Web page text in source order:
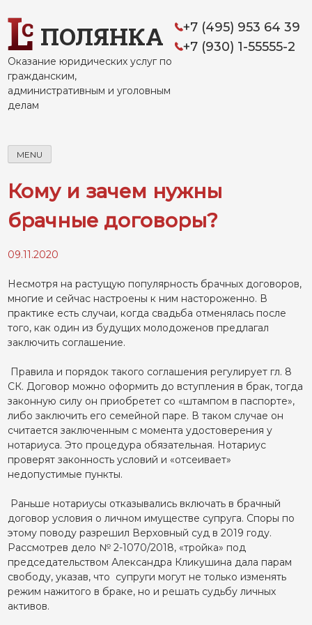
to
contentПОЛЯНКА
Оказание юридических услуг по
гражданским,
административным и уголовным
делам
+7 (495) 953 64 39
+7 (930) 1-55555-2
MENU
Кому и зачем нужны
брачные договоры?
09.11.2020
Несмотря на растущую популярность брачных договоров,
многие и сейчас настроены к ним настороженно. В
практике есть случаи, когда свадьба отменялась после
того, как один из будущих молодоженов предлагал
заключить соглашение.
Правила и порядок такого соглашения регулирует гл. 8
СК. Договор можно оформить до вступления в брак, тогда
законную силу он приобретет со «штампом в паспорте»,
либо заключить его семейной паре. В таком случае он
считается заключенным с момента удостоверения у
нотариуса. Это процедура обязательная. Нотариус
проверят законность условий и «отсеивает»
недопустимые пункты.
Раньше нотариусы отказывались включать в брачный
договор условия о личном имуществе супруга. Споры по
этому поводу разрешил Верховный суд в 2019 году.
Рассмотрев дело № 2-1070/2018, «тройка» под
председательством Александра Кликушина дала парам
свободу, указав, что супруги могут не только изменять
режим нажитого в браке, но и решать судьбу личных
активов.